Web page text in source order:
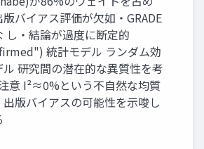
版バイアス評価が欠如・GRADE
し・結論が過度に断定的
統計モデル ランダム効
ル 研究間の潜在的な異質性を考
意 I²≈0%という不自然な均質
版バイアスの可能性を示唆し